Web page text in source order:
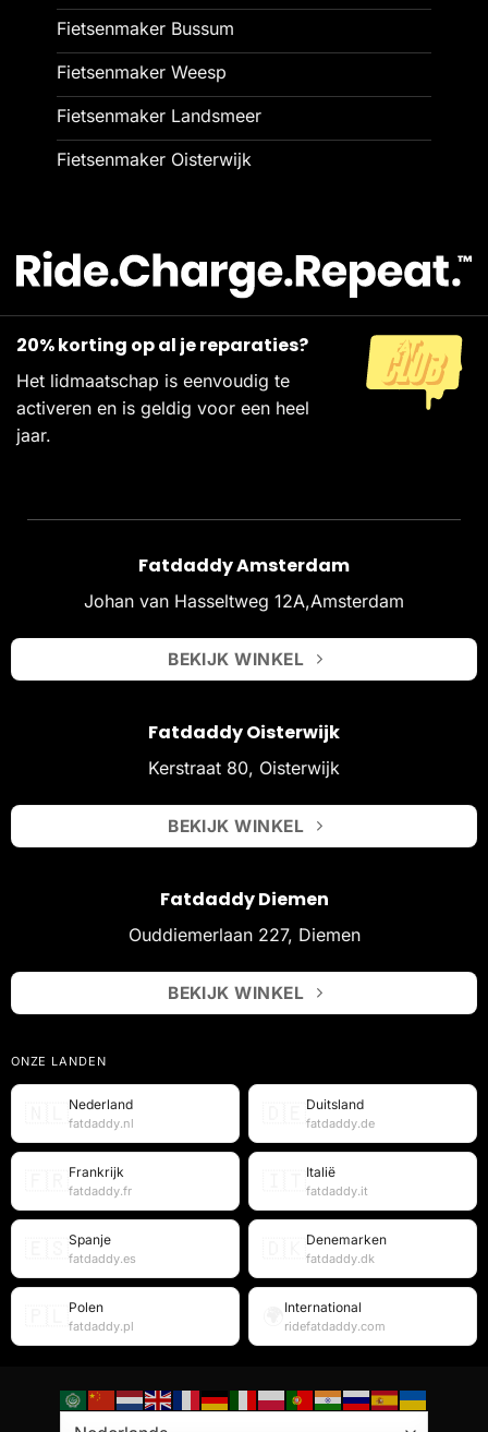
Fietsenmaker Bussum
Fietsenmaker Weesp
Fietsenmaker Landsmeer
Fietsenmaker Oisterwijk
20% korting op al je reparaties?
Het lidmaatschap is eenvoudig te
activeren en is geldig voor een heel
jaar.
Fatdaddy Amsterdam
Johan van Hasseltweg 12A,Amsterdam
BEKIJK WINKEL
Fatdaddy Oisterwijk
Kerstraat 80, Oisterwijk
BEKIJK WINKEL
Fatdaddy Diemen
Ouddiemerlaan 227, Diemen
BEKIJK WINKEL
ONZE LANDEN
Nederland
fatdaddy.nl
Duitsland
fatdaddy.de
Frankrijk
fatdaddy.fr
Italië
fatdaddy.it
Spanje
fatdaddy.es
Denemarken
fatdaddy.dk
Polen
fatdaddy.pl
International
ridefatdaddy.com